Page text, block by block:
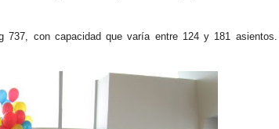
737, con capacidad que varía entre 124 y 181